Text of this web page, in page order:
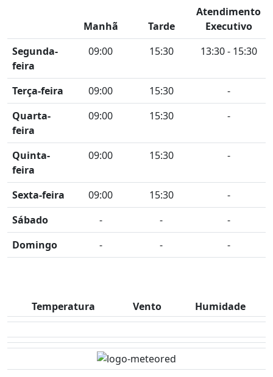
Manhã Tarde
Atendimento
Executivo
Segunda-
feira
09:00 15:30 13:30 - 15:30
Terça-feira 09:00 15:30
-
Quarta-
feira
09:00 15:30 -
Quinta-
feira
09:00 15:30 -
Sexta-feira 09:00 15:30
-
Sábado
- -
-
Domingo
- - -
Temperatura Vento Humidade